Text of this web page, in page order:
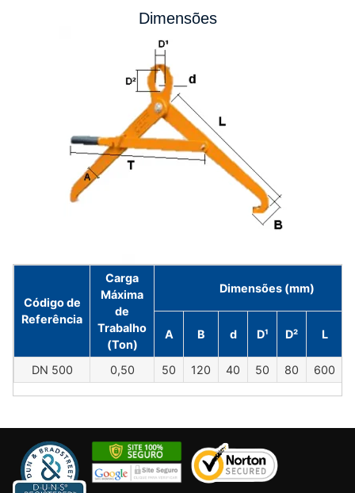
Dimensões
Código de
Referência
Carga
Máxima
de
Trabalho
(Ton)
Dimensões (mm)
A B d D¹ D² L
DN 500 0,50 50 120 40 50 80 600